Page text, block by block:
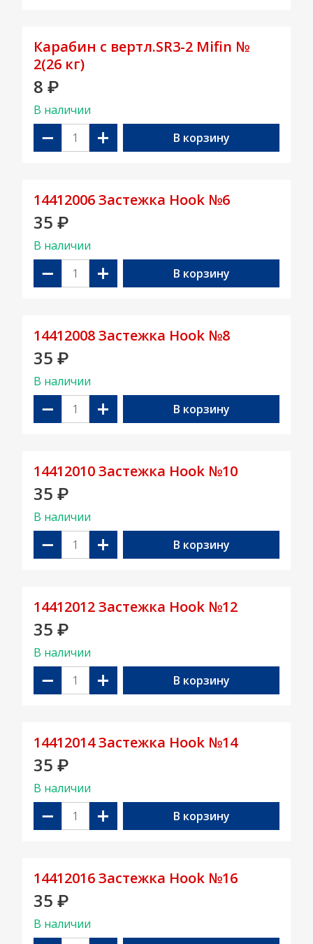
Карабин c вертл.SR3-2 Mifin №
2(26 кг)
8 ₽
В наличии
− + В корзину
14412006 Застежка Hook №6
35 ₽
В наличии
− + В корзину
14412008 Застежка Hook №8
35 ₽
В наличии
− + В корзину
14412010 Застежка Hook №10
35 ₽
В наличии
− + В корзину
14412012 Застежка Hook №12
35 ₽
В наличии
− + В корзину
14412014 Застежка Hook №14
35 ₽
В наличии
− + В корзину
14412016 Застежка Hook №16
35 ₽
В наличии